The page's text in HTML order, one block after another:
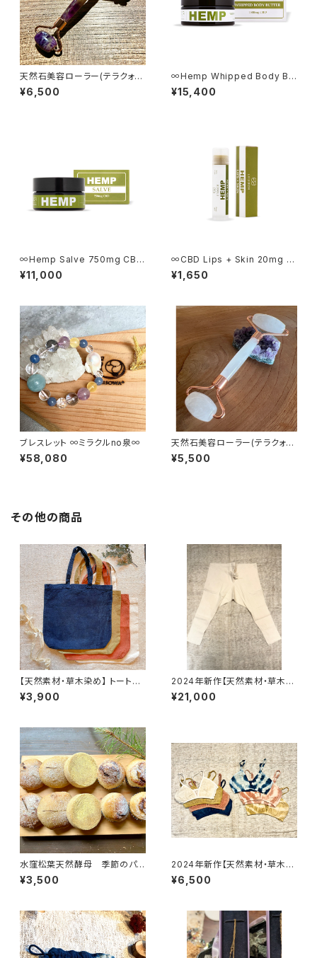
天然石美容ローラー(テラクォー
ツ) 【アメジスト】
¥6,500
∞Hemp Whipped Body Bu
tter 1500mg CBD∞
¥15,400
∞Hemp Salve 750mg CBD
∞
¥11,000
∞CBD Lips + Skin 20mg C
BD∞
¥1,650
ブレスレット ∞ミラクルno泉∞
¥58,080
天然石美容ローラー(テラクォー
ツ)
¥5,500
その他の商品
【天然素材・草木染め】 トートバ
ック ヘンプオーガニックコット
ン
¥3,900
2024年新作【天然素材・草木染
め】Noragi pants ヘンプコット
ン ナチュラル
¥21,000
水窪松葉天然酵母 季節のパン
セット
¥3,500
2024年新作【天然素材・草木染
め】Women ブラ ヘンプコット
ンシルク
¥6,500